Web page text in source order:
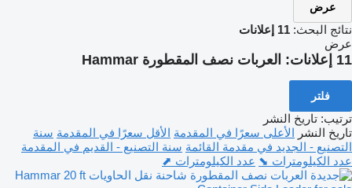
عرض
نتائج البحث: 11 إعلانات
عرض
11 إعلانات: العربات نصف المقطورة Hammar
فلتر
ترتيب: تاريخ النشر
تاريخ النشر الأعلى سعرًا في المقدمة الأقل سعرًا في المقدمة سنة
التصنيع - الجديد في مقدمة القائمة سنة التصنيع - القديم في المقدمة
عدد الكيلومترات ⬊ عدد الكيلومترات ⬈